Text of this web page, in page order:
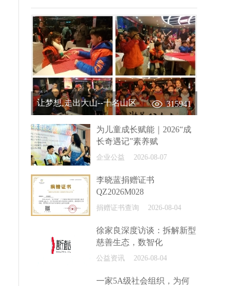
315941
让梦想,走出大山--十名山区
为儿童成长赋能｜2026“成
长奇遇记”素养赋
企业公益 2026-08-07
李晓蓝捐赠证书
QZ2026M028
捐赠证书查询 2026-08-04
徐家良深度访谈：拆解新型
慈善生态，数智化
公益资讯 2026-08-04
一家5A级社会组织，为何